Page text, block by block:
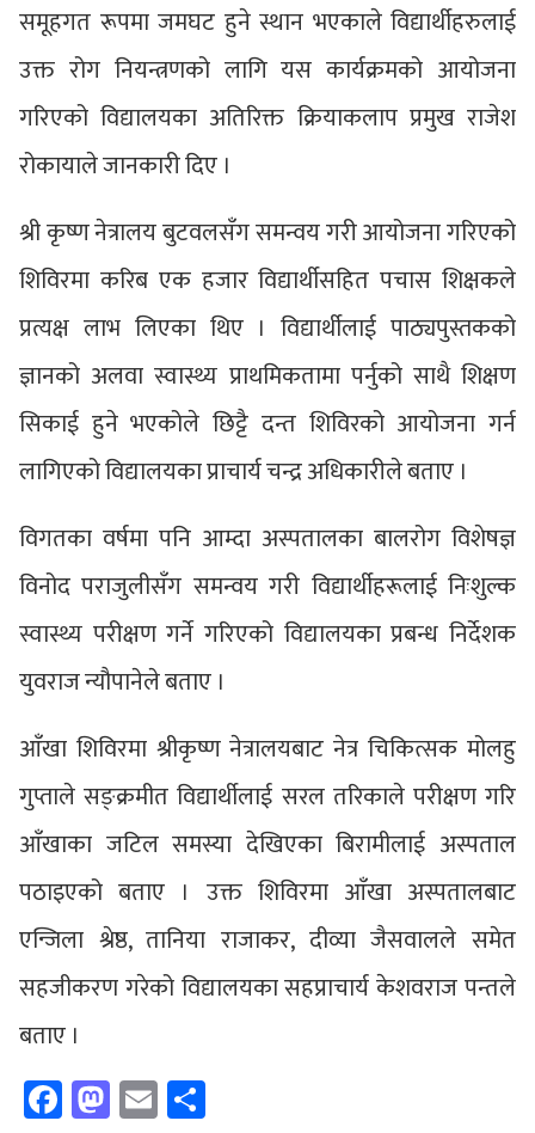
समूहगत रूपमा जमघट हुने स्थान भएकाले विद्यार्थीहरुलाई
उक्त रोग नियन्त्रणको लागि यस कार्यक्रमको आयोजना
गरिएको विद्यालयका अतिरिक्त क्रियाकलाप प्रमुख राजेश
रोकायाले जानकारी दिए ।
श्री कृष्ण नेत्रालय बुटवलसँग समन्वय गरी आयोजना गरिएको
शिविरमा करिब एक हजार विद्यार्थीसहित पचास शिक्षकले
प्रत्यक्ष लाभ लिएका थिए । विद्यार्थीलाई पाठ्यपुस्तकको
ज्ञानको अलवा स्वास्थ्य प्राथमिकतामा पर्नुको साथै शिक्षण
सिकाई हुने भएकोले छिट्टै दन्त शिविरको आयोजना गर्न
लागिएको विद्यालयका प्राचार्य चन्द्र अधिकारीले बताए ।
विगतका वर्षमा पनि आम्दा अस्पतालका बालरोग विशेषज्ञ
विनोद पराजुलीसँग समन्वय गरी विद्यार्थीहरूलाई निःशुल्क
स्वास्थ्य परीक्षण गर्ने गरिएको विद्यालयका प्रबन्ध निर्देशक
युवराज न्यौपानेले बताए ।
आँखा शिविरमा श्रीकृष्ण नेत्रालयबाट नेत्र चिकित्सक मोलहु
गुप्ताले सङ्क्रमीत विद्यार्थीलाई सरल तरिकाले परीक्षण गरि
आँखाका जटिल समस्या देखिएका बिरामीलाई अस्पताल
पठाइएको बताए । उक्त शिविरमा आँखा अस्पतालबाट
एन्जिला श्रेष्ठ, तानिया राजाकर, दीव्या जैसवालले समेत
सहजीकरण गरेको विद्यालयका सहप्राचार्य केशवराज पन्तले
बताए ।
Facebook
Mastodon
Email